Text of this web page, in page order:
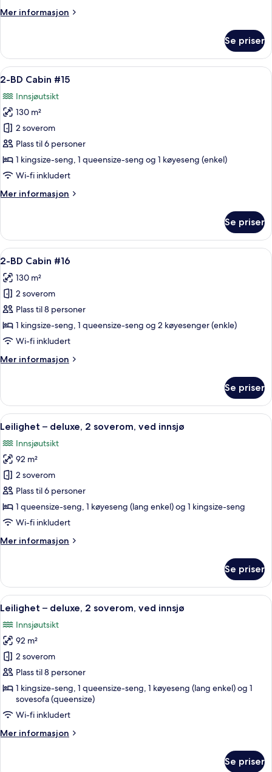
innsjø
Mer informasjon
Mer
1
soverom,
utsikt
innsjø
(#20)
Se priser
Åpne
alle
bildene
av
2-
BD
Cabin
#15
2-BD Cabin #15 |
7
2-BD Cabin #15
Innsjøutsikt
130 m²
2 soverom
Plass til 6 personer
1 kingsize-seng, 1 queensize-seng og 1 køyeseng (enkel)
Wi-fi inkludert
Mer informasjon
Mer
BD
Cabin
#15
Se priser
Åpne
alle
bildene
av
2-
BD
Cabin
2-BD Cabin #16 |
7
2-BD Cabin #16
130 m²
2 soverom
Plass til 8 personer
1 kingsize-seng, 1 queensize-seng og 2 køyesenger (enkle)
Wi-fi inkludert
Mer informasjon
Mer
BD
Cabin
#16
Se priser
Åpne
alle
bildene
av
Leilighet
–
deluxe,
2
ved
Leilighet – deluxe, 2 soverom, ved
23
Leilighet – deluxe, 2 soverom, ved innsjø
Innsjøutsikt
92 m²
2 soverom
Plass til 6 personer
1 queensize-seng, 1 køyeseng (lang enkel) og 1 kingsize-seng
Wi-fi inkludert
Mer informasjon
Mer
–
deluxe,
2
soverom,
ved
innsjø
Se priser
Åpne
alle
bildene
av
Leilighet
–
deluxe,
soverom,
ved
innsjø
Leilighet – deluxe, 2 soverom, ved
25
Leilighet – deluxe, 2 soverom, ved innsjø
Innsjøutsikt
92 m²
2 soverom
Plass til 8 personer
1 kingsize-seng, 1 queensize-seng, 1 køyeseng (lang enkel) og 1
sovesofa (queensize)
Wi-fi inkludert
Mer informasjon
Mer
Se priser